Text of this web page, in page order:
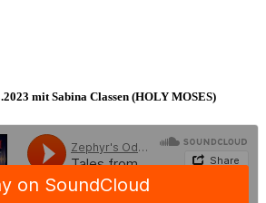
mit Sabina Classen (HOLY MOSES)